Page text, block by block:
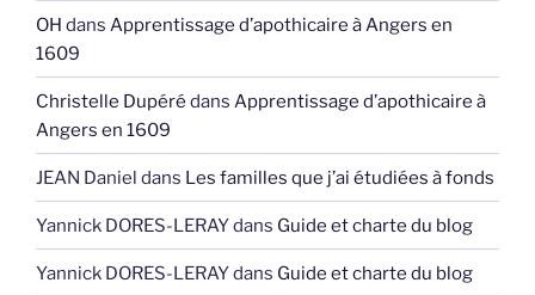
OH dans Apprentissage d’apothicaire à Angers en
1609
Christelle Dupéré dans Apprentissage d’apothicaire à
Angers en 1609
JEAN Daniel dans Les familles que j’ai étudiées à fonds
Yannick DORES-LERAYdans Guide et charte du blog
Yannick DORES-LERAYdans Guide et charte du blog